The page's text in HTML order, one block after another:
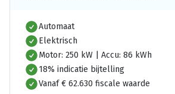
Automaat
Elektrisch
Motor: 250 kW | Accu: 86 kWh
18% indicatie bijtelling
Vanaf € 62.630 fiscale waarde